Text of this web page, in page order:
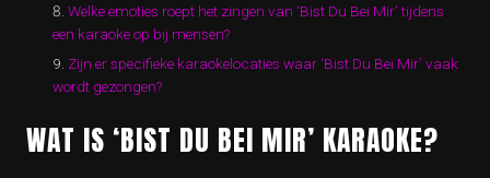
Welke emoties roept het zingen van ‘Bist Du Bei Mir’ tijdens
een karaoke op bij mensen?
Zijn er specifieke karaokelocaties waar ‘Bist Du Bei Mir’ vaak
wordt gezongen?
WAT IS ‘BIST DU BEI MIR’ KARAOKE?